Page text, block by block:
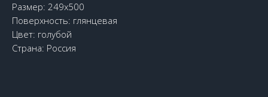
Размер: 249х500
Поверхность: глянцевая
Цвет: голубой
Страна: Россия